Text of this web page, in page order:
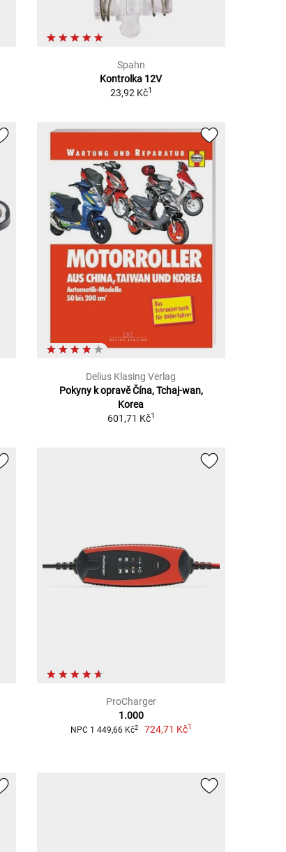
Spahn
Kontrolka 12V
23,92 Kč1
Delius Klasing Verlag
Pokyny k opravě Čína, Tchaj-wan,
Korea
601,71 Kč1
ProCharger
1.000
NPC 1 449,66 Kč2 724,71 Kč1